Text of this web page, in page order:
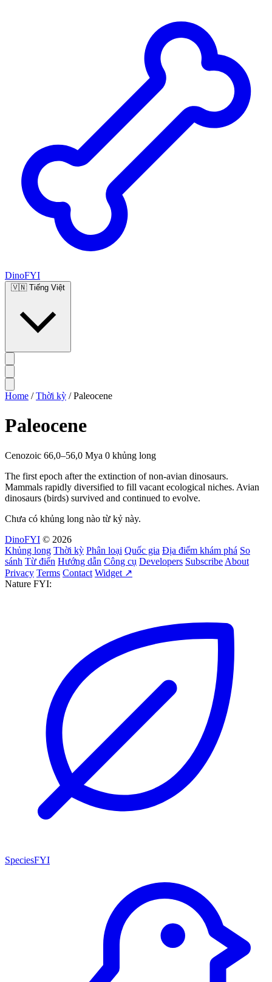
DinoFYI
🇻🇳 Tiếng Việt
Home / Thời kỳ / Paleocene
Paleocene
Cenozoic 66,0–56,0 Mya 0 khủng long
The first epoch after the extinction of non-avian dinosaurs.
Mammals rapidly diversified to fill vacant ecological niches. Avian
dinosaurs (birds) survived and continued to evolve.
Chưa có khủng long nào từ kỷ này.
DinoFYI © 2026
Khủng long Thời kỳ Phân loại Quốc gia Địa điểm khám phá So
sánh Từ điển Hướng dẫn Công cụ Developers Subscribe About
Privacy Terms Contact Widget ↗
Nature FYI:
SpeciesFYI